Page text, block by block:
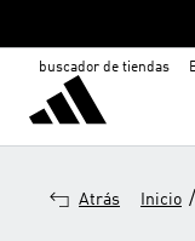
buscador de tiendas
Atrás Inicio /